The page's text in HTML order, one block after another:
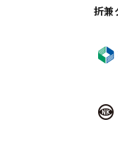
折兼